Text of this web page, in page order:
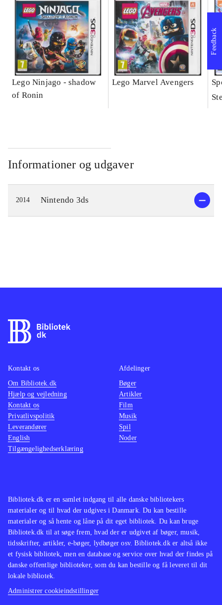
Lego Ninjago - shadow
of Ronin
Lego Marvel Avengers
Informationer og udgaver
2014 Nintendo 3ds
Feedback
Bibliotek.dk er en samlet indgang til alle danske bibliotekers
materialer og til hvad der udgives i Danmark. Du kan bestille
materialer og så hente og låne på dit eget bibliotek. Du kan bruge
Bibliotek.dk til at søge frem, hvad der er udgivet af bøger, musik,
tidsskrifter, artikler, e-bøger, lydbøger osv. Bibliotek.dk er altså ikke
et fysisk bibliotek, men en database og service over hvad der findes på
danske offentlige biblioteker, som du kan bestille og få leveret til dit
lokale bibliotek.
Administrer cookieindstillinger
Kontakt os
Om Bibliotek.dk
Hjælp og vejledning
Kontakt os
Privatlivspolitik
Leverandører
English
Tilgængelighedserklæring
Afdelinger
Bøger
Artikler
Film
Musik
Spil
Noder